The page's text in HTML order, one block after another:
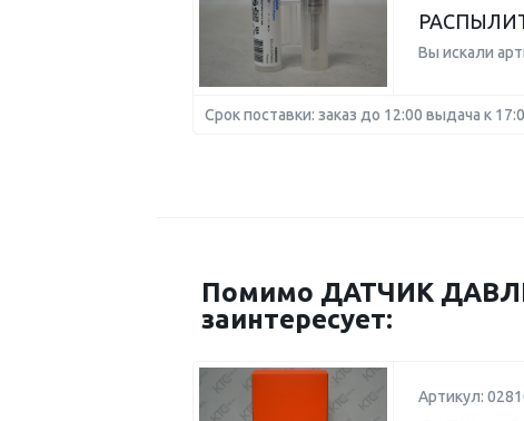
Вы искали
Срок поставки: заказ до 12:00 выдача к
Помимо ДАТЧИК
заинтересует:
Артикул: